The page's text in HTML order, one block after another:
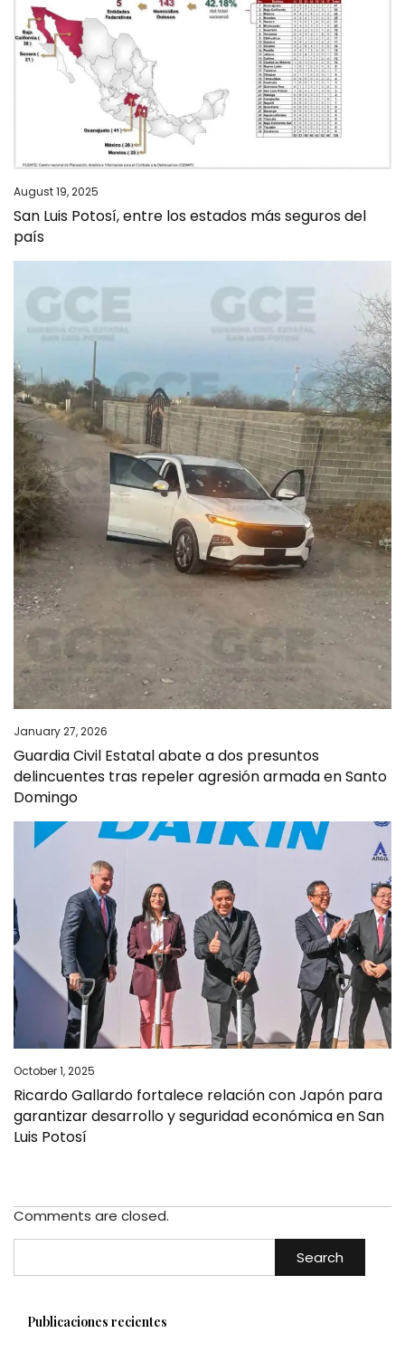
August 19, 2025
San Luis Potosí, entre los estados más seguros del
país
January 27, 2026
Guardia Civil Estatal abate a dos presuntos
delincuentes tras repeler agresión armada en Santo
Domingo
October 1, 2025
Ricardo Gallardo fortalece relación con Japón para
garantizar desarrollo y seguridad económica en San
Luis Potosí
Comments are closed.
Search
Publicaciones recientes